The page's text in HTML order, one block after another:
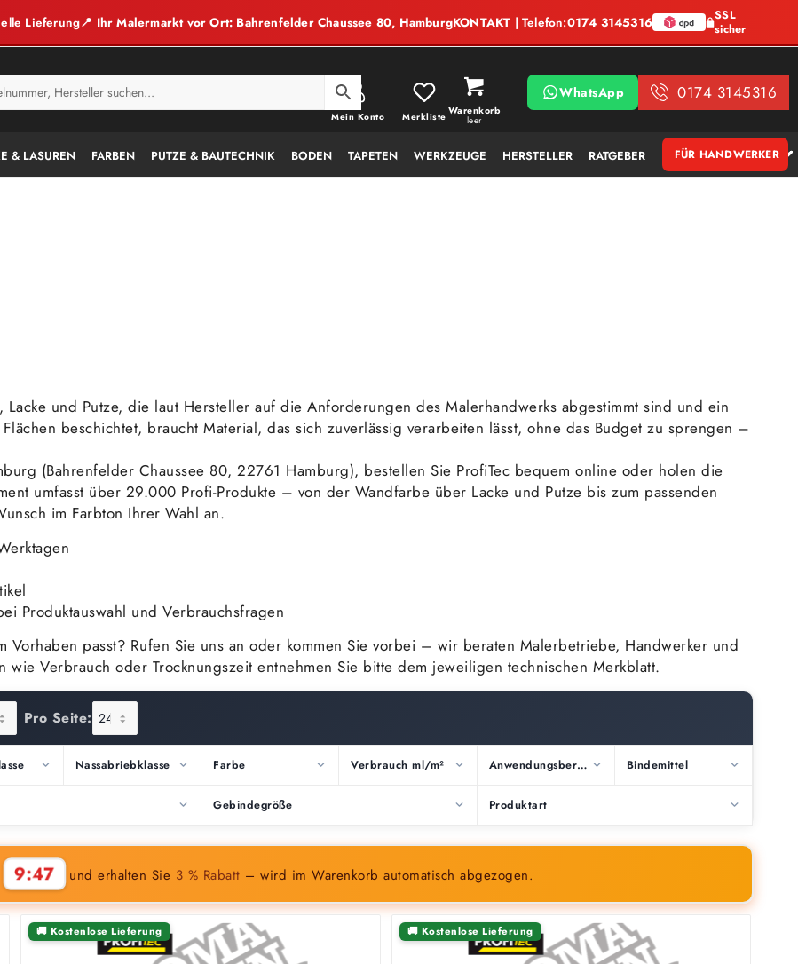
Lieferung📍 Ihr Malermarkt vor Ort: Bahrenfelder Chaussee 80, HamburgKONTAKT | Telefon:0174 3145316
SSL
sicher
Warenkorb
leer
Mein Konto Merkliste
WhatsApp 0174 3145316
& LASUREN FARBEN PUTZE & BAUTECHNIK BODEN TAPETEN WERKZEUGE HERSTELLER RATGEBER FÜR HANDWERKER
und Putze, die laut Hersteller auf die Anforderungen des Malerhandwerks abgestimmt sind und ein
beschichtet, braucht Material, das sich zuverlässig verarbeiten lässt, ohne das Budget zu sprengen –
(Bahrenfelder Chaussee 80, 22761 Hamburg), bestellen Sie ProfiTec bequem online oder holen die
umfasst über 29.000 Profi-Produkte – von der Wandfarbe über Lacke und Putze bis zum passenden
im Farbton Ihrer Wahl an.
Produktauswahl und Verbrauchsfragen
Vorhaben passt? Rufen Sie uns an oder kommen Sie vorbei – wir beraten Malerbetriebe, Handwerker und
Verbrauch oder Trocknungszeit entnehmen Sie bitte dem jeweiligen technischen Merkblatt.
Pro Seite:
Nassabriebklasse Farbe Verbrauch ml/m² Anwendungsbereich Bindemittel
Gebindegröße Produktart
9:46 und erhalten Sie 3 % Rabatt – wird im Warenkorb automatisch abgezogen.
🚚 Kostenlose Lieferung 🚚 Kostenlose Lieferung